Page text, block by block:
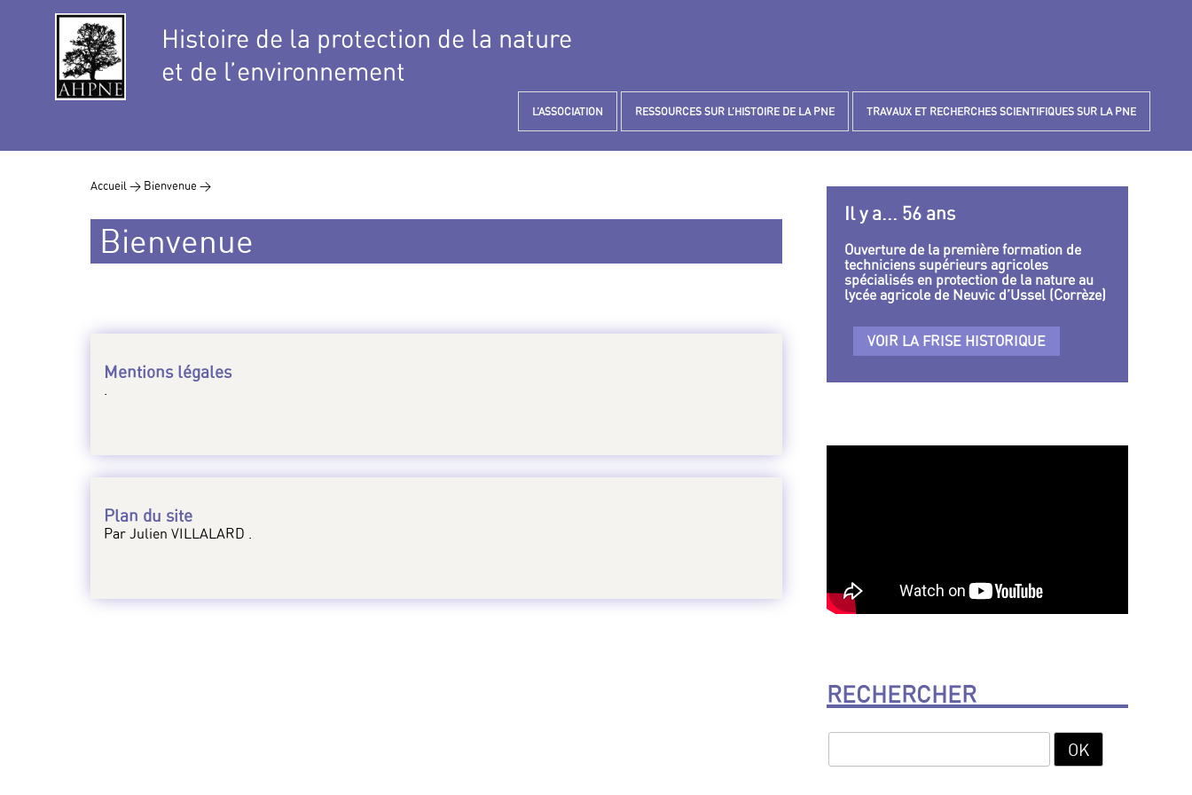
Histoire de la protection de la nature
et de l’environnement
L’ASSOCIATION RESSOURCES SUR L’HISTOIRE DE LA PNE TRAVAUX ET RECHERCHES SCIENTIFIQUES SUR LA PNE
Accueil > Bienvenue >
Bienvenue
Mentions légales
.
Plan du site
Par Julien VILLALARD .
Il y a... 56 ans
Ouverture de la première formation de
techniciens supérieurs agricoles
spécialisés en protection de la nature au
lycée agricole de Neuvic d’Ussel (Corrèze)
VOIR LA FRISE HISTORIQUE
RECHERCHER